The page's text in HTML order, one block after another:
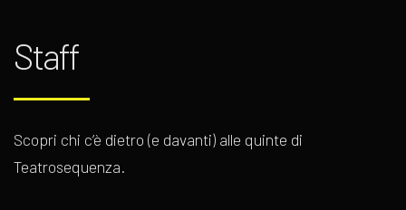
Staff
Scopri chi c’è dietro (e davanti) alle quinte di
Teatrosequenza.